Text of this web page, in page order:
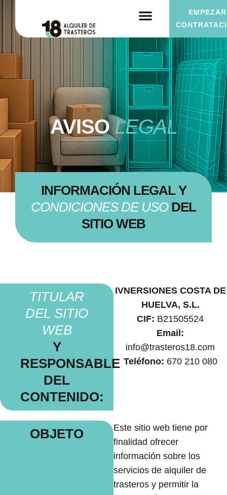
EMPEZAR
AVISOLEGAL
INFORMACIÓN LEGAL Y
CONDICIONES DE USODEL
SITIO WEB
TITULAR
DEL SITIO
WEB
Y
RESPONSABLE
DEL
CONTENIDO:
IVNERSIONES COSTA DE
HUELVA, S.L.
CIF: B21505524
Email:
info@trasteros18.com
Teléfono: 670 210 080
OBJETO
Este sitio web tiene por
finalidad ofrecer
información sobre los
servicios de alquiler de
trasteros y permitir la